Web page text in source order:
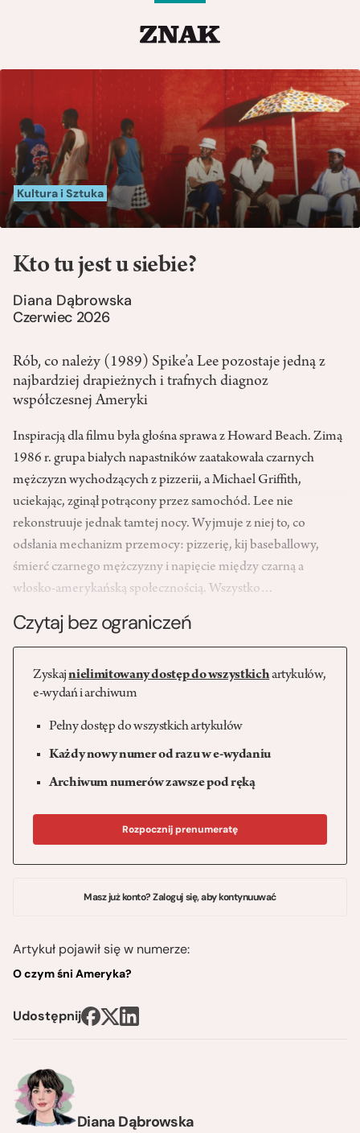
Kultura i Sztuka
Diana Dąbrowska
Kto tu jest u siebie?
Diana Dąbrowska
Czerwiec 2026
Rób, co należy (1989) Spike’a Lee pozostaje jedną z
najbardziej drapieżnych i trafnych diagnoz
współczesnej Ameryki
Inspiracją dla filmu była głośna sprawa z Howard Beach. Zimą
1986 r. grupa białych napastników zaatakowała czarnych
mężczyzn wychodzących z pizzerii, a Michael Griffith,
uciekając, zginął potrącony przez samochód. Lee nie
rekonstruuje jednak tamtej nocy. Wyjmuje z niej to, co
odsłania mechanizm przemocy: pizzerię, kij baseballowy,
śmierć czarnego mężczyzny i napięcie między czarną a
włosko-amerykańską społecznością. Wszystko…
Czytaj bez ograniczeń
Zyskajnielimitowany dostęp do wszystkichartykułów,
e-wydań i archiwum
Pełny dostęp do wszystkich artykułów
Każdy nowy numer od razu w e-wydaniu
Archiwum numerów zawsze pod ręką
Rozpocznij prenumeratę
Masz już konto? Zaloguj się, aby kontynuuwać
Artykuł pojawił się w numerze:
O czym śni Ameryka?
Udostępnij